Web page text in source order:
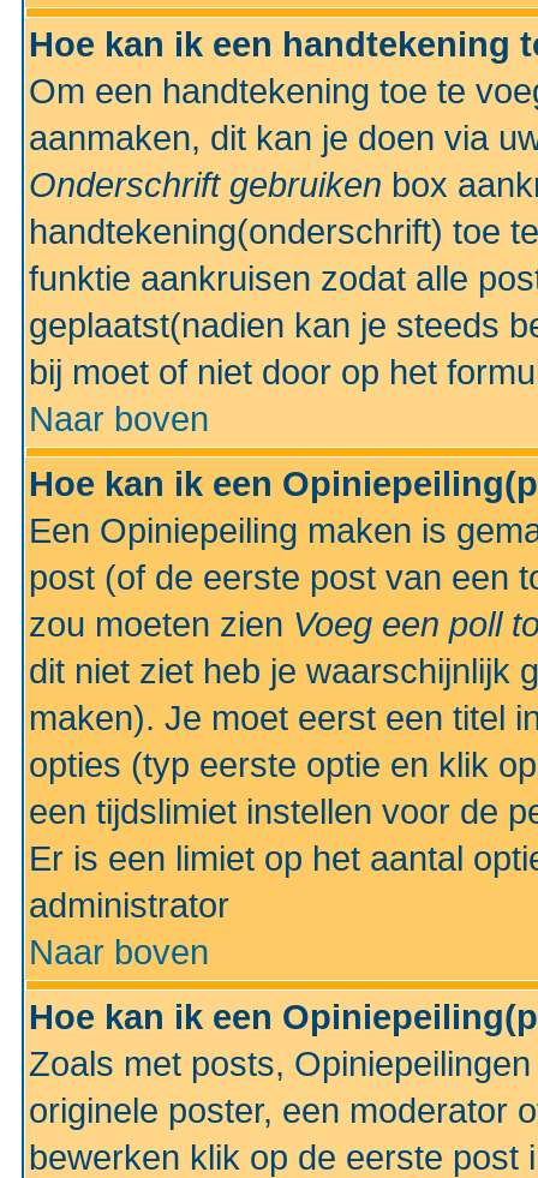
Hoe kan ik een handtekening
Om een handtekening toe te
aanmaken, dit kan je doen via
Onderschrift gebruiken box
handtekening(onderschrift) toe
funktie aankruisen zodat alle
geplaatst(nadien kan je steeds
bij moet of niet door op het
Naar boven
Hoe kan ik een
Een Opiniepeiling maken is
post (of de eerste post van een
zou moeten zien Voeg een poll
dit niet ziet heb je waarschijnlijk
maken). Je moet eerst een titel
opties (typ eerste optie en klik
een tijdslimiet instellen voor de
Er is een limiet op het aantal
administrator
Naar boven
Hoe kan ik een
Zoals met posts,
originele poster, een moderator
bewerken klik op de eerste post